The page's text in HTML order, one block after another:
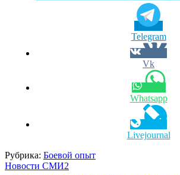
Telegram
Vk
Whatsapp
Livejournal
Рубрика: Боевой опыт
Новости СМИ2